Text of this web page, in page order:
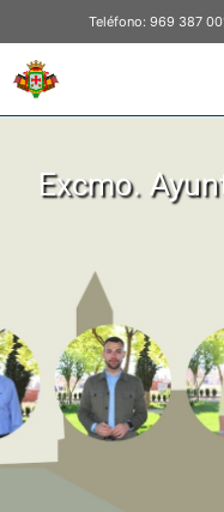
Teléfono: 969 387
Excmo.